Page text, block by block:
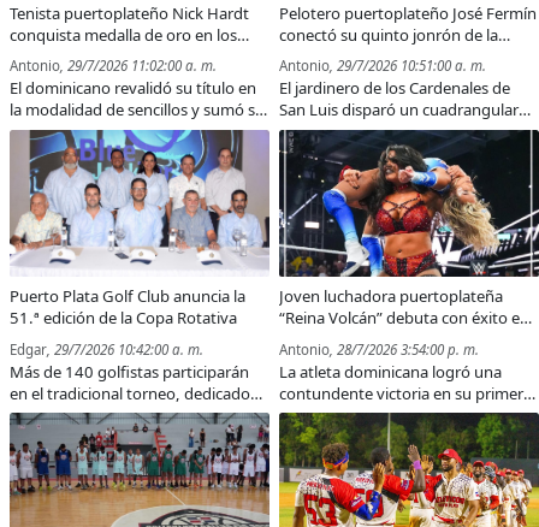
Tenista puertoplateño Nick Hardt
conquista medalla de oro en los
Juegos Centroamericanos y del
Caribe
Antonio, 29/7/2026 11:02:00 a. m.
El dominicano revalidó su título en
la modalidad de sencillos y sumó su
cuarta medalla de oro en la historia
de este certamen regional.
Pelotero puertoplateño José Fermín
conectó su quinto jonrón de la
temporada en las Grandes Ligas
Antonio, 29/7/2026 10:51:00 a. m.
El jardinero de los Cardenales de
San Luis disparó un cuadrangular
solitario en el Wrigley Field y
continúa consolidándose como una
de las figuras dominicanas
emergentes en las Grandes Ligas.
Puerto Plata Golf Club anuncia la
51.ª edición de la Copa Rotativa
Edgar, 29/7/2026 10:42:00 a. m.
Más de 140 golfistas participarán
en el tradicional torneo, dedicado
este año a Fernando Ortega Brugal
(Don Nano), en reconocimiento a su
aporte al desarrollo del golf en
Puerto Plata.
Joven luchadora puertoplateña
“Reina Volcán” debuta con éxito en
el programa NXT de la WWE
Antonio, 28/7/2026 3:54:00 p. m.
La atleta dominicana logró una
contundente victoria en su primer
combate dentro de la marca NXT de
la WWE.